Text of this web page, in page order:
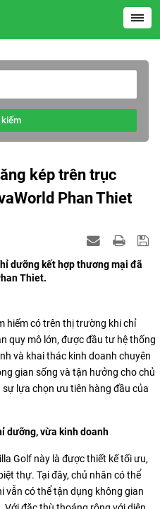
kép trên trục
Phan Thiet
dưỡng kết hợp thương mại đã
Thiet.
hiếm có trên thị trường khi chỉ
quy mô lớn, được đầu tư hệ thống
và khai thác kinh doanh chuyên
gian sống và tận hưởng cho chủ
sự lựa chọn ưu tiên hàng đầu của
dưỡng, vừa kinh doanh
Golf này là được thiết kế tối ưu,
thự. Tại đây, chủ nhân có thể
vẫn có thể tận dụng không gian